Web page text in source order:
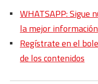
WHATSAPP: Sigue
la mejor información
Regístrate en el
de los contenidos